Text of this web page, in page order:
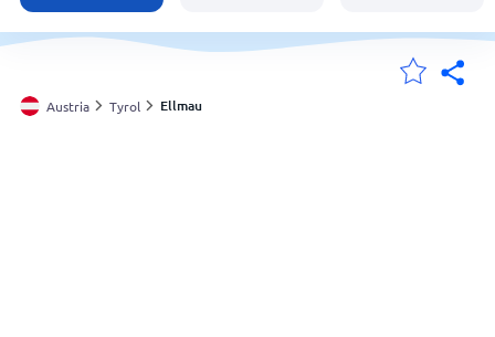
Italia
Svizzera
Austria Tyrol Ellmau